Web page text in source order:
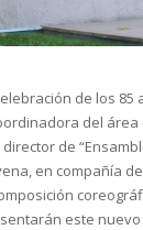
de los 85
del
de
en compañía
este